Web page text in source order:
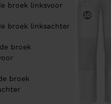
broek linksvoor
broek linksachter
broek
broek